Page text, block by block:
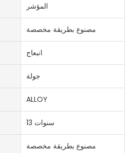
المؤشر
مصنوع بطريقة مخصصة
انبعاج
جولة
ALLOY
13 سنوات
مصنوع بطريقة مخصصة